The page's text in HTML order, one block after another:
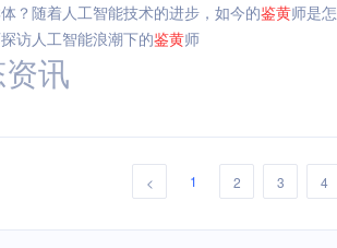
？随着人工智能技术的进步，如今的鉴黄师是
访人工智能浪潮下的鉴黄师
讯
< 1 2 3 4